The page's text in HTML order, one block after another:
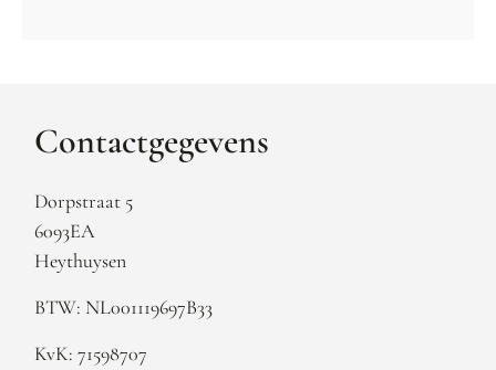
Contactgegevens
Dorpstraat 5
6093EA
Heythuysen
BTW: NL001119697B33
KvK: 71598707